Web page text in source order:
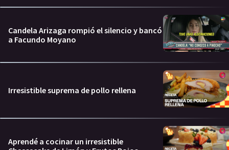
Candela Arizaga rompió el silencio y bancó
a Facundo Moyano
Irresistible suprema de pollo rellena
Aprendé a cocinar un irresistible